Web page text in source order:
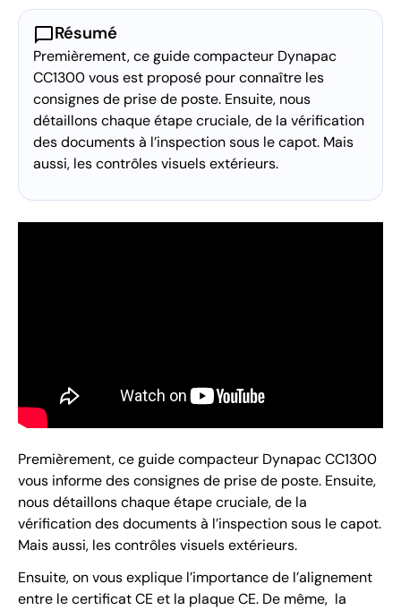
chat_bubbleRésumé
Premièrement, ce guide compacteur Dynapac
CC1300 vous est proposé pour connaître les
consignes de prise de poste. Ensuite, nous
détaillons chaque étape cruciale, de la vérification
des documents à l’inspection sous le capot. Mais
aussi, les contrôles visuels extérieurs.
Premièrement, ce guide compacteur Dynapac CC1300
vous informe des consignes de prise de poste. Ensuite,
nous détaillons chaque étape cruciale, de la
vérification des documents à l’inspection sous le capot.
Mais aussi, les contrôles visuels extérieurs.
Ensuite, on vous explique l’importance de l’alignement
entre le certificat CE et la plaque CE. De même, la